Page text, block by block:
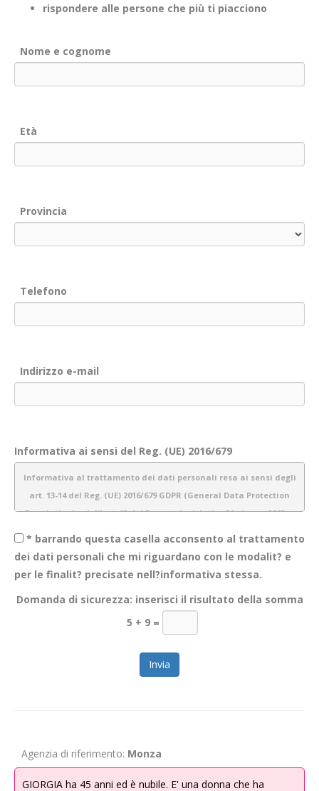
rispondere alle persone che più ti piacciono
Nome e cognome
Età
Provincia
Telefono
Indirizzo e-mail
Informativa ai sensi del Reg. (UE) 2016/679
Informativa al trattamento dei dati personali resa ai sensi degli
art. 13-14 del Reg. (UE) 2016/679 GDPR (General Data Protection
Regulation) e dell’art. 13 del Decreto legislativo 30 giugno 2003 n.
1.Introduzione
Obiettivo Incontro S.r.l. è consapevole dell’importanza della protezione
dei dati personali e del rispetto della privacy dei propri utenti. Pertanto
garantiamo sicurezza e riservatezza durante l’elaborazione delle
informazioni personali dei nostri utenti.
informazioni raccolte tramite canali diversi dal presente sito web. Lo
* barrando questa casella acconsento al trattamento
dei dati personali che mi riguardano con le modalit? e
per le finalit? precisate nell?informativa stessa.
Domanda di sicurezza: inserisci il risultato della somma
5 + 9 =
Agenzia di riferimento: Monza
GIORGIA ha 45 anni ed è nubile. E' una donna che ha